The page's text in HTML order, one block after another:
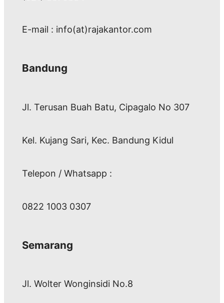
E-mail : info(at)rajakantor.com
Bandung
Jl. Terusan Buah Batu, Cipagalo No 307
Kel. Kujang Sari, Kec. Bandung Kidul
Telepon / Whatsapp :
0822 1003 0307
Semarang
Jl. Wolter Wonginsidi No.8